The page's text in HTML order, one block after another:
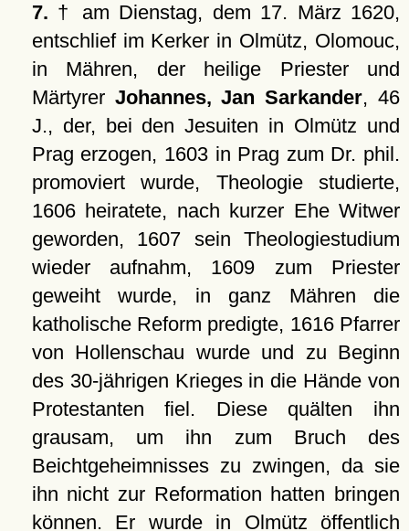
7. † am Dienstag, dem 17. März 1620,
entschlief im Kerker in Olmütz, Olomouc,
in Mähren, der heilige Priester und
Märtyrer Johannes, Jan Sarkander, 46
J., der, bei den Jesuiten in Olmütz und
Prag erzogen, 1603 in Prag zum Dr. phil.
promoviert wurde, Theologie studierte,
1606 heiratete, nach kurzer Ehe Witwer
geworden, 1607 sein Theologiestudium
wieder aufnahm, 1609 zum Priester
geweiht wurde, in ganz Mähren die
katholische Reform predigte, 1616 Pfarrer
von Hollenschau wurde und zu Beginn
des 30-jährigen Krieges in die Hände von
Protestanten fiel. Diese quälten ihn
grausam, um ihn zum Bruch des
Beichtgeheimnisses zu zwingen, da sie
ihn nicht zur Reformation hatten bringen
können. Er wurde in Olmütz öffentlich